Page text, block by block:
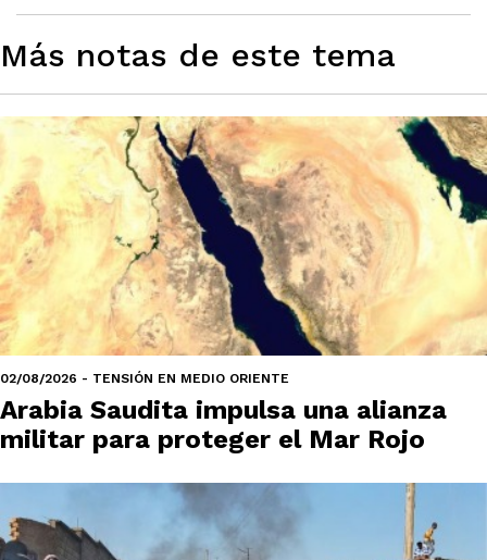
Más notas de este tema
02/08/2026 - TENSIÓN EN MEDIO ORIENTE
Arabia Saudita impulsa una alianza
militar para proteger el Mar Rojo